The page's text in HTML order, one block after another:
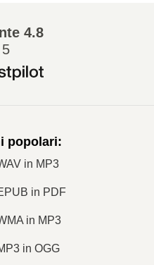
4.8
popolari:
in MP3
in PDF
in MP3
in OGG